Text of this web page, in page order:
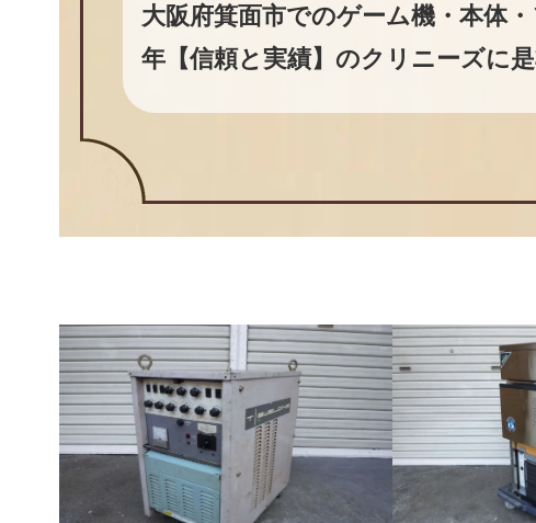
大阪府箕面市でのゲーム機・本体
年【信頼と実績】のクリニーズに